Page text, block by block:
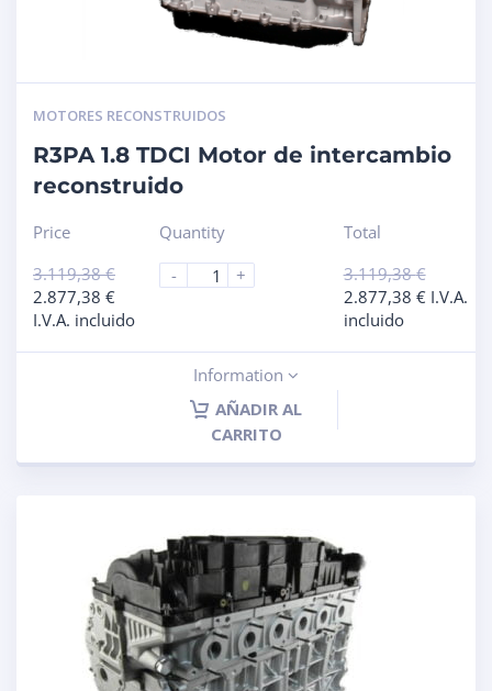
MOTORES RECONSTRUIDOS
R3PA 1.8 TDCI Motor de intercambio
reconstruido
Price
3.119,38€
2.877,38 €
I.V.A. incluido
Quantity
-
+
Total
3.119,38€
2.877,38 € I.V.A.
incluido
Information
AÑADIR AL
CARRITO